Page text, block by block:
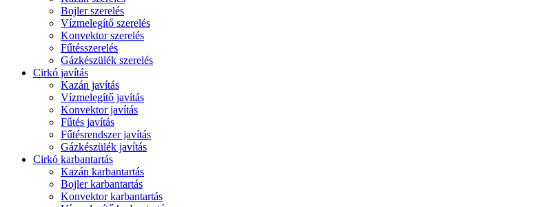
Bojler szerelés
Vízmelegítő szerelés
Konvektor szerelés
Fűtésszerelés
Gázkészülék szerelés
Cirkó javítás
Kazán javítás
Vízmelegítő javítás
Konvektor javítás
Fűtés javítás
Fűtésrendszer javítás
Gázkészülék javítás
Cirkó karbantartás
Kazán karbantartás
Bojler karbantartás
Konvektor karbantartás